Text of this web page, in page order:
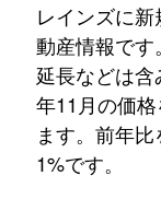
レインズに
動産情報で
延長などは
年11月の価
ます。前年
1%です。